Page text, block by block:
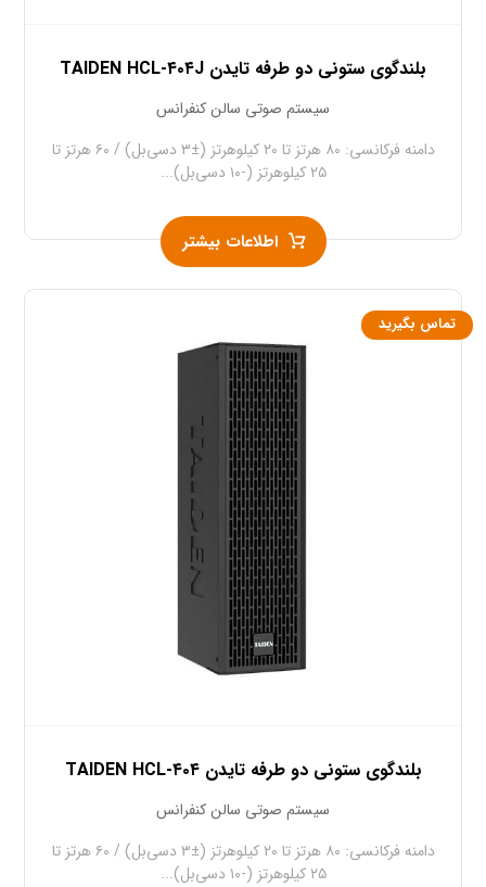
بلندگوی ستونی دو طرفه تایدن TAIDEN HCL-۴۰۴J
سیستم صوتی سالن کنفرانس
دامنه فرکانسی: ۸۰ هرتز تا ۲۰ کیلوهرتز (±۳ دسی‌بل) / ۶۰ هرتز تا
۲۵ کیلوهرتز (-۱۰ دسی‌بل)...
اطلاعات بیشتر
بلندگوی ستونی دو طرفه تایدن TAIDEN HCL-۴۰۴
سیستم صوتی سالن کنفرانس
دامنه فرکانسی: ۸۰ هرتز تا ۲۰ کیلوهرتز (±۳ دسی‌بل) / ۶۰ هرتز تا
۲۵ کیلوهرتز (-۱۰ دسی‌بل)...
تماس بگیرید